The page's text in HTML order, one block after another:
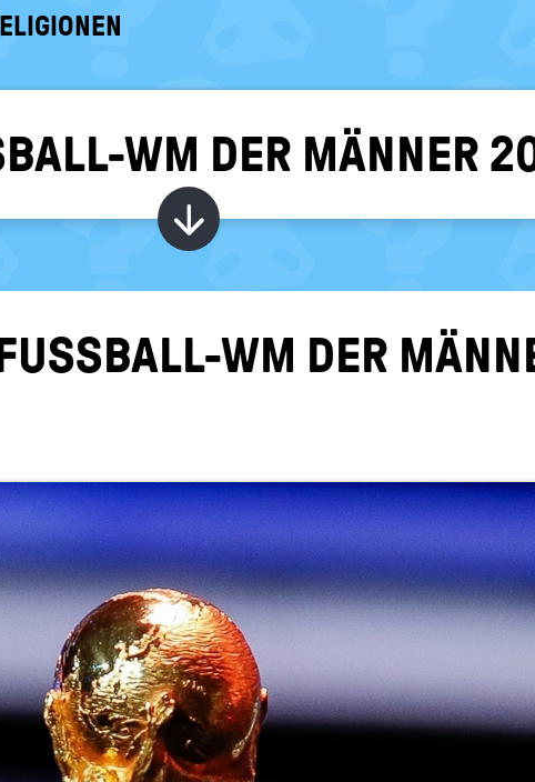
WM DER MÄNNER
Kapitel ein-/
​WM DER